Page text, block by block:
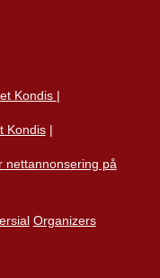
Kondis |
Kondis|
nettannonsering på
Organizers